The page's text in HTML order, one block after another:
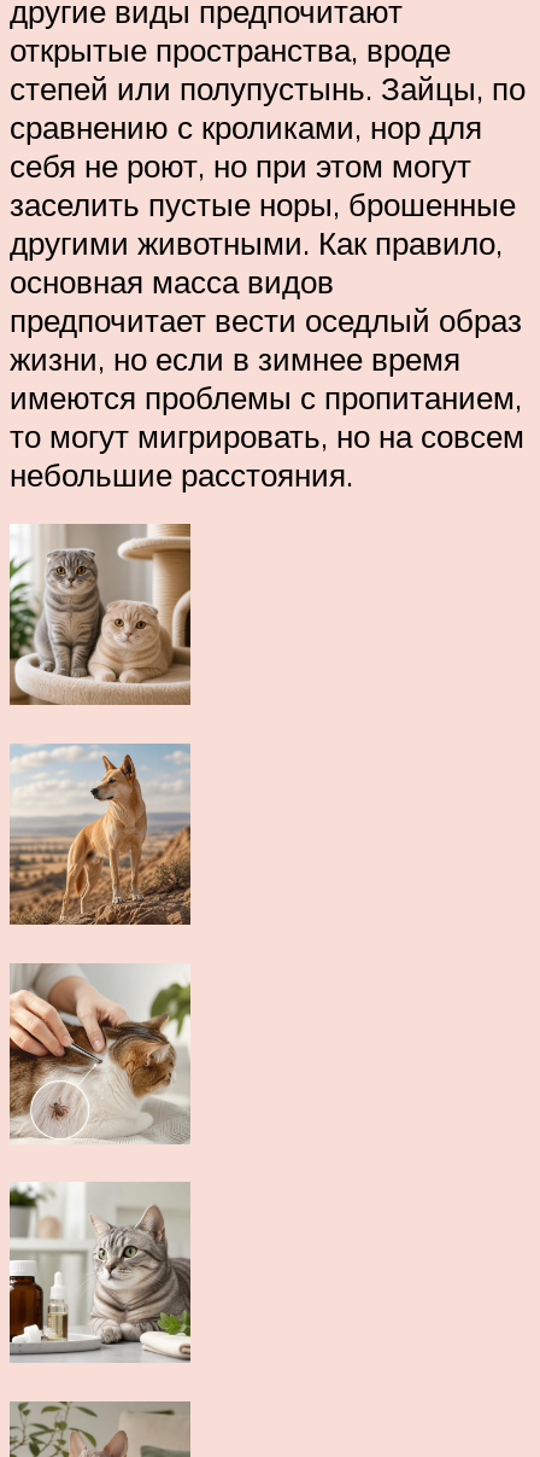
другие виды предпочитают
открытые пространства, вроде
степей или полупустынь. Зайцы, по
сравнению с кроликами, нор для
себя не роют, но при этом могут
заселить пустые норы, брошенные
другими животными. Как правило,
основная масса видов
предпочитает вести оседлый образ
жизни, но если в зимнее время
имеются проблемы с пропитанием,
то могут мигрировать, но на совсем
небольшие расстояния.